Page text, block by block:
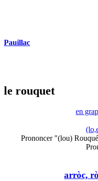
Pauillac
le rouquet
en
Prononcer "(lou)
arròc,